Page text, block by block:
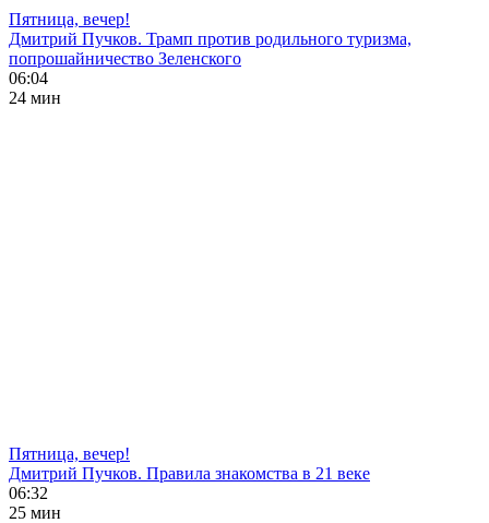
Пятница, вечер!
Дмитрий Пучков. Трамп против родильного туризма,
попрошайничество Зеленского
06:04
24 мин
Пятница, вечер!
Дмитрий Пучков. Правила знакомства в 21 веке
06:32
25 мин